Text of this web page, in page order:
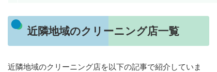
近隣地域のクリーニング店一覧
近隣地域のクリーニング店を以下の記事で紹介していま